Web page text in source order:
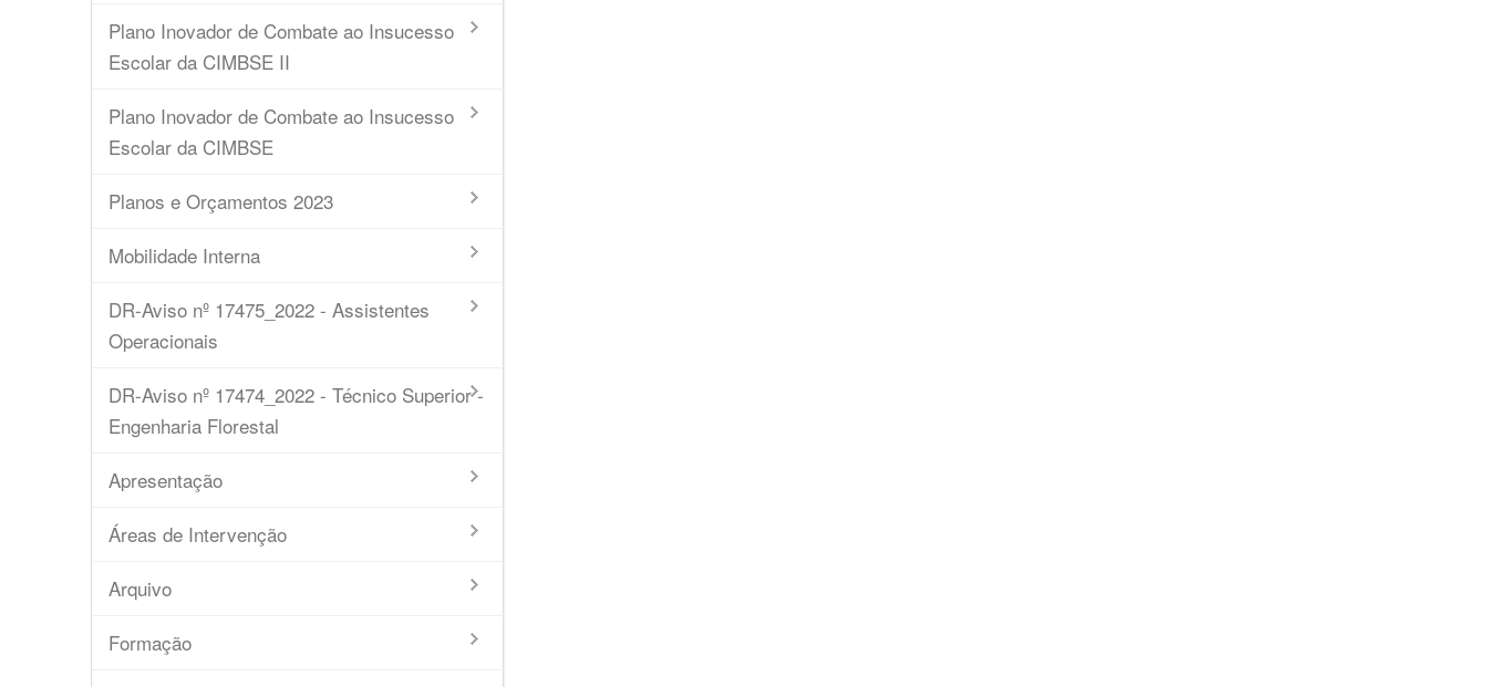
Plano Inovador de Combate ao Insucesso
Escolar da CIMBSE II
Plano Inovador de Combate ao Insucesso
Escolar da CIMBSE
Planos e Orçamentos 2023
Mobilidade Interna
DR-Aviso nº 17475_2022 - Assistentes
Operacionais
DR-Aviso nº 17474_2022 - Técnico Superior -
Engenharia Florestal
Apresentação
Áreas de Intervenção
Arquivo
Formação